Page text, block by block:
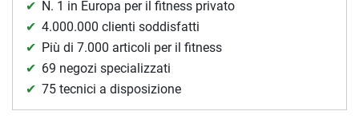
N. 1 in Europa per il fitness privato
4.000.000 clienti soddisfatti
Più di 7.000 articoli per il fitness
69 negozi specializzati
75 tecnici a disposizione